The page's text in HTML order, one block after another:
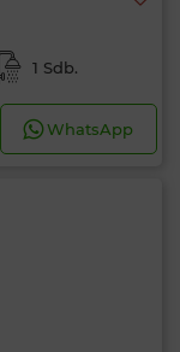
1 Sdb.
WhatsApp